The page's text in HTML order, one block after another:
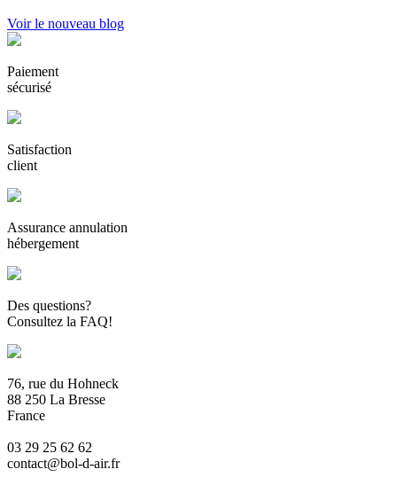
Voir le nouveau blog
Paiement
sécurisé
Satisfaction
client
Assurance annulation
hébergement
Des questions?
Consultez la FAQ!
76, rue du Hohneck
88 250 La Bresse
France
03 29 25 62 62
contact@bol-d-air.fr